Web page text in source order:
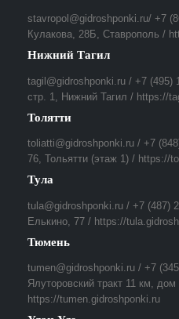
stavropol@gidroshponki.ru/ +7
Кулакова, 28Б, Ставрополь /
Нижний Тагил
tagil@gidroshponki.ru / +7 (495)
стр. 1, Нижний Тагил / https://
Толятти
toliatti@gidroshponki.ru / +7
76, Тольятти (этаж 1) / https://
Тула
tula@gidroshponki.ru / +7 (487)
Елькино, 77 / https://
Тюмень
tumen@gidroshponki.ru / +7
Ялуторовский тракт 11 км, дом
https://tumen.gidroshponki.ru